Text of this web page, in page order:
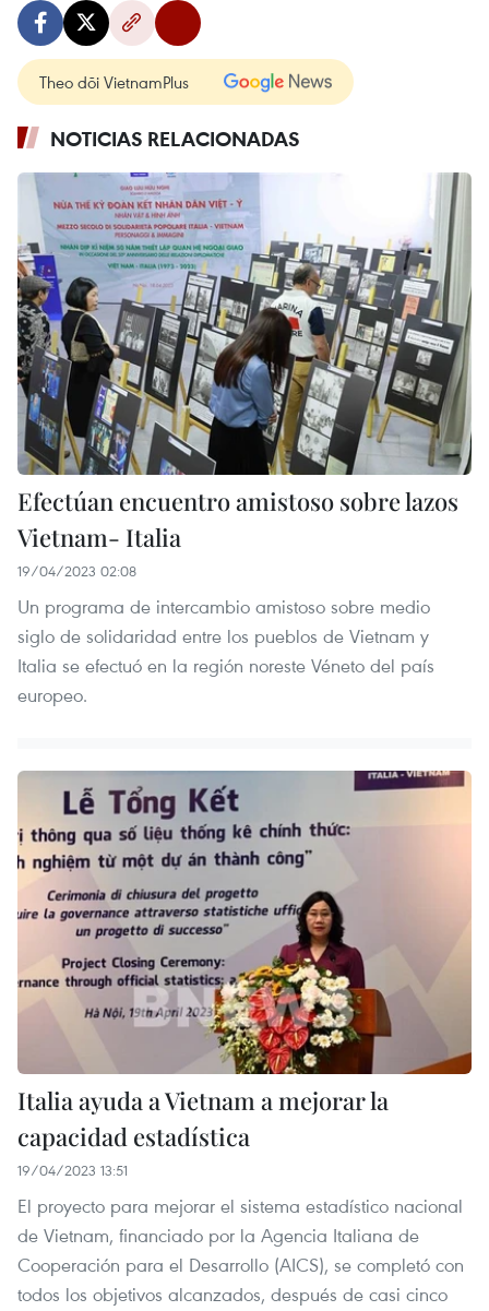
Theo dõi VietnamPlus
NOTICIAS RELACIONADAS
Efectúan encuentro amistoso sobre lazos
Vietnam- Italia
19/04/2023 02:08
Un programa de intercambio amistoso sobre medio
siglo de solidaridad entre los pueblos de Vietnam y
Italia se efectuó en la región noreste Véneto del país
europeo.
Italia ayuda a Vietnam a mejorar la
capacidad estadística
19/04/2023 13:51
El proyecto para mejorar el sistema estadístico nacional
de Vietnam, financiado por la Agencia Italiana de
Cooperación para el Desarrollo (AICS), se completó con
todos los objetivos alcanzados, después de casi cinco